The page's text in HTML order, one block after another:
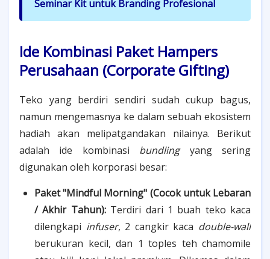
Seminar Kit untuk Branding Profesional
Ide Kombinasi Paket Hampers
Perusahaan (Corporate Gifting)
Teko yang berdiri sendiri sudah cukup bagus,
namun mengemasnya ke dalam sebuah ekosistem
hadiah akan melipatgandakan nilainya. Berikut
adalah ide kombinasi bundlingyang sering
digunakan oleh korporasi besar:
Paket "Mindful Morning" (Cocok untuk Lebaran
/ Akhir Tahun):Terdiri dari 1 buah teko kaca
dilengkapi infuser, 2 cangkir kaca double-wall
berukuran kecil, dan 1 toples teh chamomile